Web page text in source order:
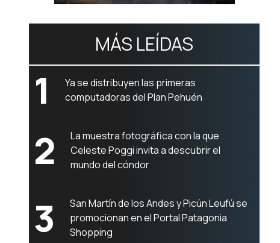
MÁS LEÍDAS
1
Ya se distribuyen las primeras
computadoras del Plan Pehuén
2
La muestra fotográfica con la que
Celeste Poggi invita a descubrir el
mundo del cóndor
3
San Martín de los Andes y Picún Leufú se
promocionan en el Portal Patagonia
Shopping